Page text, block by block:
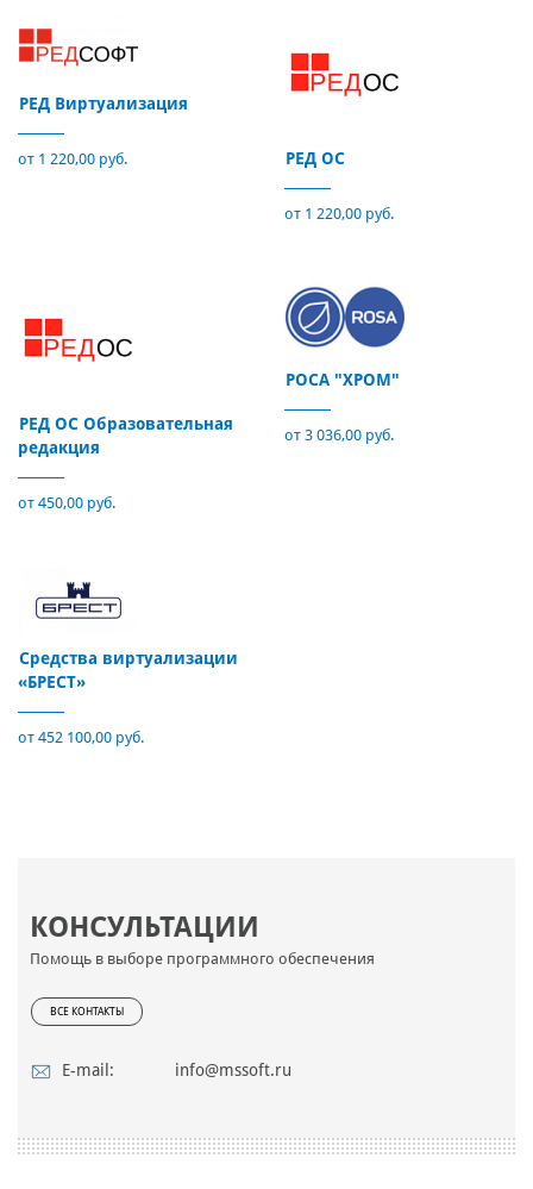
КОНСУЛЬТАЦИИ
Помощь в выборе программного обеспечения
ВСЕ КОНТАКТЫ
E-mail: info@mssoft.ru
РЕД Виртуализация
от 1 220,00 руб. РЕД ОС
от 1 220,00 руб.
РЕД ОС Образовательная
редакция
от 450,00 руб.
РОСА "ХРОМ"
от 3 036,00 руб.
Средства виртуализации
«БРЕСТ»
от 452 100,00 руб.